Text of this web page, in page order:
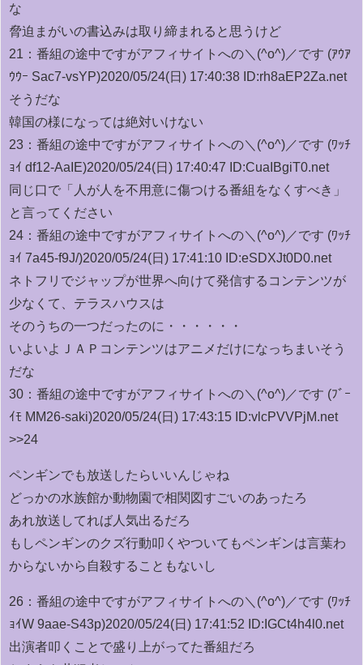
な
脅迫まがいの書込みは取り締まれると思うけど
21： 番組の途中ですがアフィサイトへの＼(^o^)／です (ｱｳｱ
ｳｳｰ Sac7-vsYP)2020/05/24(日) 17:40:38 ID:rh8aEP2Za.net
そうだな
韓国の様になっては絶対いけない
23： 番組の途中ですがアフィサイトへの＼(^o^)／です (ﾜｯﾁ
ｮｲ df12-AaIE)2020/05/24(日) 17:40:47 ID:CuaIBgiT0.net
同じ口で「人が人を不用意に傷つける番組をなくすべき」
と言ってください
24： 番組の途中ですがアフィサイトへの＼(^o^)／です (ﾜｯﾁ
ｮｲ 7a45-f9J/)2020/05/24(日) 17:41:10 ID:eSDXJt0D0.net
ネトフリでジャップが世界へ向けて発信するコンテンツが
少なくて、テラスハウスは
そのうちの一つだったのに・・・・・・
いよいよＪＡＰコンテンツはアニメだけになっちまいそう
だな
30： 番組の途中ですがアフィサイトへの＼(^o^)／です (ﾌﾞｰ
ｲﾓ MM26-saki)2020/05/24(日) 17:43:15 ID:vlcPVVPjM.net
>>24
ペンギンでも放送したらいいんじゃね
どっかの水族館か動物園で相関図すごいのあったろ
あれ放送してれば人気出るだろ
もしペンギンのクズ行動叩くやついてもペンギンは言葉わ
からないから自殺することもないし
26： 番組の途中ですがアフィサイトへの＼(^o^)／です (ﾜｯﾁ
ｮｲW 9aae-S43p)2020/05/24(日) 17:41:52 ID:IGCt4h4l0.net
出演者叩くことで盛り上がってた番組だろ